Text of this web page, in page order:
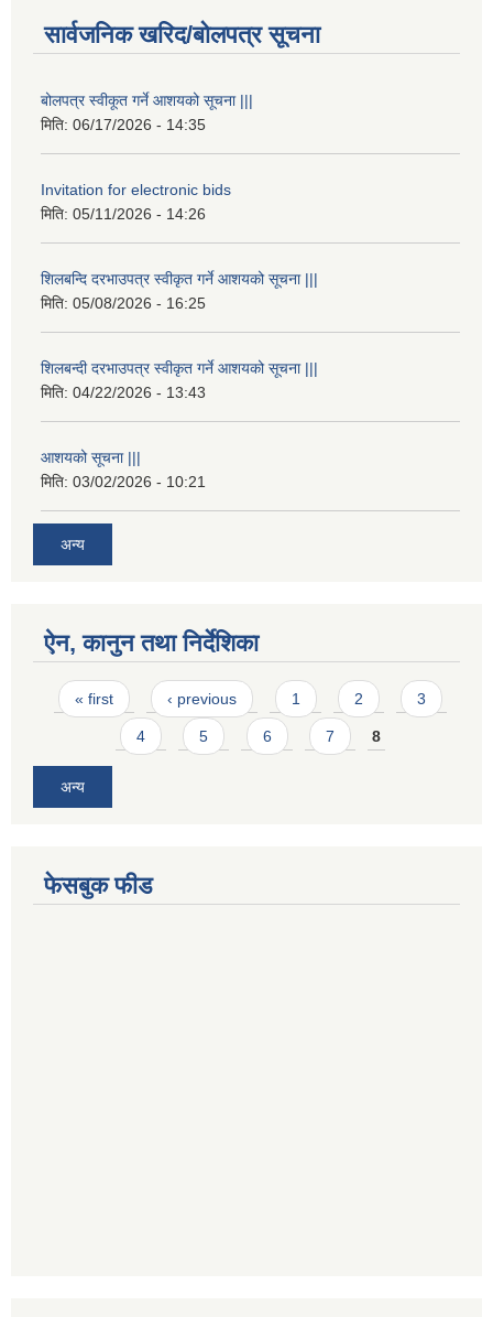
सार्वजनिक खरिद/बोलपत्र सूचना
बोलपत्र स्वीकूत गर्ने आशयको सूचना |||
मिति: 06/17/2026 - 14:35
Invitation for electronic bids
मिति: 05/11/2026 - 14:26
शिलबन्दि दरभाउपत्र स्वीकृत गर्ने आशयको सूचना |||
मिति: 05/08/2026 - 16:25
शिलबन्दी दरभाउपत्र स्वीकृत गर्ने आशयको सूचना |||
मिति: 04/22/2026 - 13:43
आशयको सूचना |||
मिति: 03/02/2026 - 10:21
अन्य
ऐन, कानुन तथा निर्देशिका
Pages
« first ‹ previous 1 2 3
4 5 6 7 8
अन्य
फेसबुक फीड